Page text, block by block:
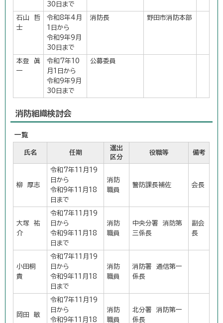
30日まで
石山 哲
士
令和8年4月
1日から
令和9年9月
30日まで
消防長 野田市消防本部
本登 眞
一
令和7年10
月1日から
令和9年9月
30日まで
公募委員
消防組織検討会
一覧
氏名 任期
選出
区分
役職等 備考
柳 厚志
令和7年11月19
日から
令和9年11月18
日まで
消防
職員
警防課長補佐 会長
大塚 祐
介
令和7年11月19
日から
令和9年11月18
日まで
消防
職員
中央分署 消防第
三係長
副会
長
小田桐
貴
令和7年11月19
日から
令和9年11月18
日まで
消防
職員
消防署 通信第一
係長
岡田 敏
令和7年11月19
日から
令和9年11月18
消防
職員
北分署 消防第一
係長